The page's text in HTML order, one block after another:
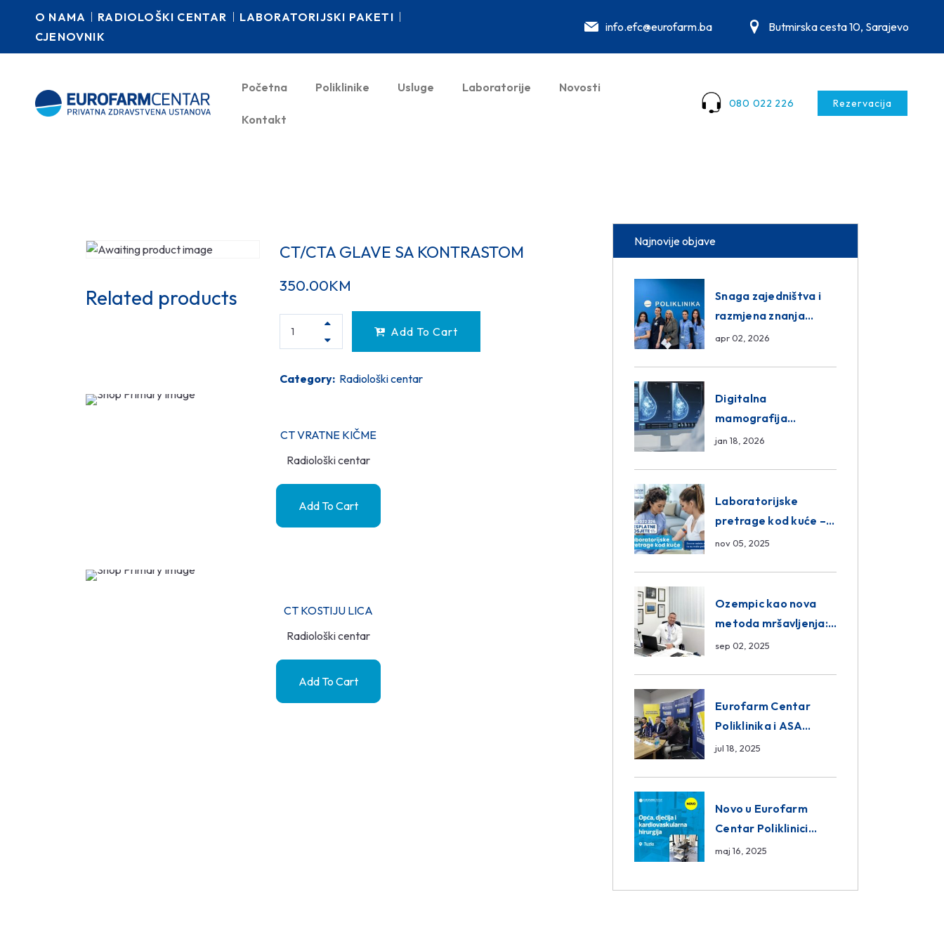
O NAMA RADIOLOŠKI CENTAR
LABORATORIJSKI PAKETI
CJENOVNIK
info.efc@eurofarm.ba Butmirska cesta 10, Sarajevo
Početna Poliklinike Usluge Laboratorije Novosti
Kontakt
080 022 226 Rezervacija
CT/CTA GLAVE SA KONTRASTOM
350.00KM
Add To Cart
Category: Radiološki centar
Related products
CT VRATNE KIČME
Radiološki centar
Add To Cart
CT KOSTIJU LICA
Radiološki centar
Add To Cart
Najnovije objave
Snaga zajedništva i
razmjena znanja
unutar ASA Medical
apr 02, 2026
Digitalna
mamografija
Sarajevo – Pregled
jan 18, 2026
Laboratorijske
pretrage kod kuće –
novo u Eurofam
nov 05, 2025
Ozempic kao nova
metoda mršavljenja:
da ili ne?
sep 02, 2025
Eurofarm Centar
Poliklinika i ASA
CENTRAL osiguranje
BiH
jul 18, 2025
Novo u Eurofarm
Centar Poliklinici
Tuzla – opća, dječija i
hirurgija
maj 16, 2025